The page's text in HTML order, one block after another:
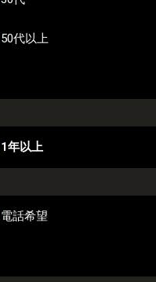
50代以上
1年以上
電話希望